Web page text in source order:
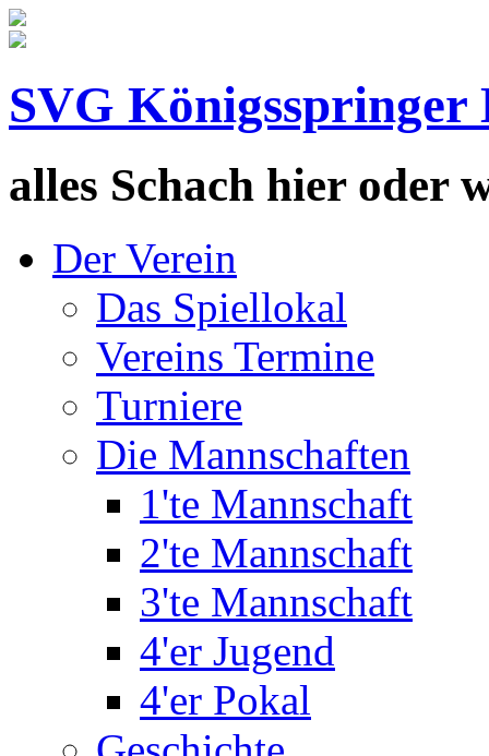
SVG Königsspringer
alles Schach hier oder
Der Verein
Das Spiellokal
Vereins Termine
Turniere
Die Mannschaften
1'te Mannschaft
2'te Mannschaft
3'te Mannschaft
4'er Jugend
4'er Pokal